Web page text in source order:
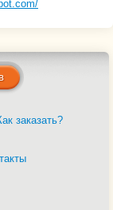
заказать?